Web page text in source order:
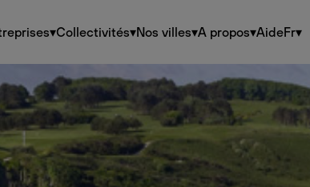
▾Collectivités▾Nos villes▾A propos▾AideFr▾